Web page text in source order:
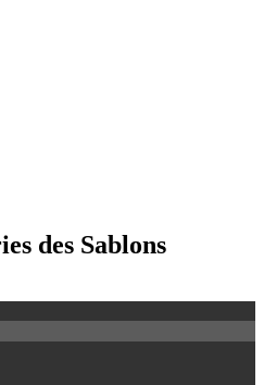
des Sablons